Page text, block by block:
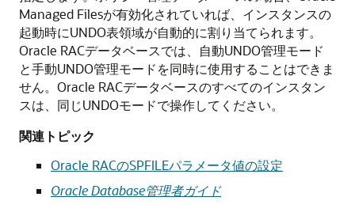
Managed Filesが有効化されていれば、インスタンスの
起動時にUNDO表領域が自動的に割り当てられます。
Oracle RACデータベースでは、自動UNDO管理モード
と手動UNDO管理モードを同時に使用することはできま
せん。Oracle RACデータベースのすべてのインスタン
スは、同じUNDOモードで操作してください。
関連トピック
Oracle RACのSPFILEパラメータ値の設定
Oracle Database管理者ガイド